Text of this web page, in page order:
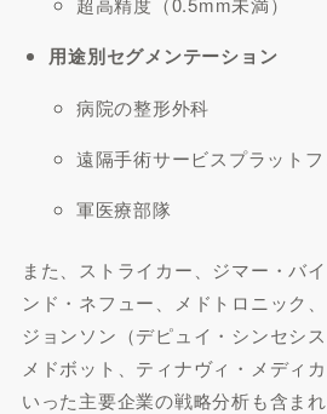
用途別セグメンテーション
病院の整形外科
遠隔手術サービスプラット
軍医療部隊
また、ストライカー、ジマー・バ
ンド・ネフュー、メドトロニック
ジョンソン（デピュイ・シンセシ
メドボット、ティナヴィ・メディ
いった主要企業の戦略分析も含ま